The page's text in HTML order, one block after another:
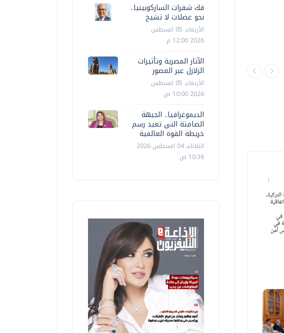
فك شفرات الساركوبينيا..
نحو عضلات لا تشيخ
الأربعاء، 05 اغسطس
2026 12:00 م
الآثار المصرية وتأثيرات
الزلازل عبر العصور
الأربعاء، 05 اغسطس
2026 10:00 ص
الديموغرافيا.. الجبهة
الصامتة التي تعيد رسم
خريطة القوة العالمية
الثلاثاء، 04 اغسطس 2026
10:36 ص